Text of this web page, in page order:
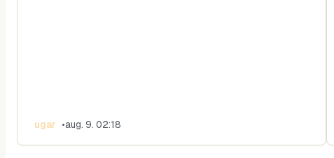
ugar •aug. 9. 02:18